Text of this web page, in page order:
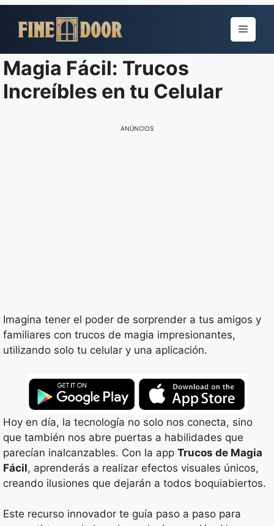
para
conteúdo
Menu
Magia Fácil: Trucos
Increíbles en tu Celular
ANÚNCIOS
Imagina tener el poder de sorprender a tus amigos y
familiares con trucos de magia impresionantes,
utilizando solo tu celular y una aplicación.
Hoy en día, la tecnología no solo nos conecta, sino
que también nos abre puertas a habilidades que
parecían inalcanzables. Con la app Trucos de Magia
Fácil, aprenderás a realizar efectos visuales únicos,
creando ilusiones que dejarán a todos boquiabiertos.
Este recurso innovador te guía paso a paso para